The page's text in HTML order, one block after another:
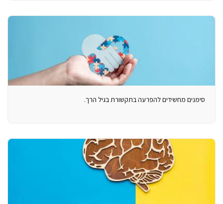
סימנים מחשידים להפרעה בתקשורת בגיל הרך.